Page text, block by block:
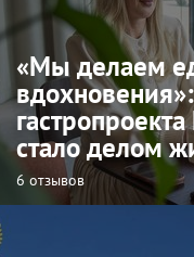
«Мы делаем
стало делом
6 отзывов